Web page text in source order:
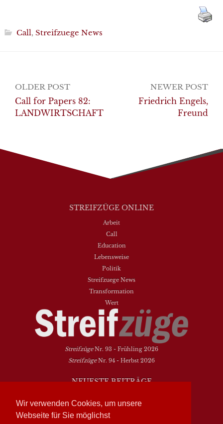
Wir verwenden Cookies, um unsere
Webseite für Sie möglichst
Call, Streifzuege News
Post
navigation
OLDER POST
Call for Papers 82:
LANDWIRTSCHAFT
NEWER POST
Friedrich Engels,
Freund
STREIFZÜGE ONLINE
Arbeit
Call
Education
Lebensweise
Politik
Streifzuege News
Transformation
Wert
StreifzügeNr. 93 - Frühling 2026
StreifzügeNr. 94 - Herbst 2026
NEUESTE BEITRÄGE
Dasein als Fortsein
Das Elend der Soziologie